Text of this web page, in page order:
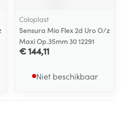
Coloplast
Sensura Mio Flex 2d Uro O/z
Maxi Op.35mm 30 12291
€ 144,11
Niet beschikbaar